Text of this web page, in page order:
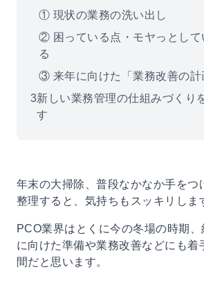
① 現状の業務の洗い出し
② 困っている点・モヤっとして
る
③ 来年に向けた「業務改善の計
3新しい業務管理の仕組みづくり
す
年末の大掃除、普段なかなか手をつ
整理すると、気持ちもスッキリしま
PCO業界はとくに今の冬場の時期
に向けた準備や業務改善などにも着
間だと思います。